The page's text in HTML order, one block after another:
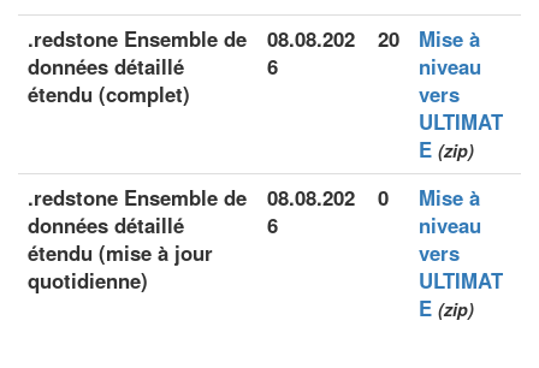
.redstone Ensemble de
données détaillé
étendu (complet)
08.08.202
6
20
Mise à
niveau
vers
ULTIMAT
E (zip)
.redstone Ensemble de
données détaillé
étendu (mise à jour
quotidienne)
08.08.202
6
0
Mise à
niveau
vers
ULTIMAT
E (zip)